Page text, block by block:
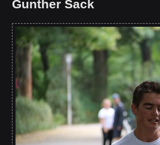
Gunther Sack